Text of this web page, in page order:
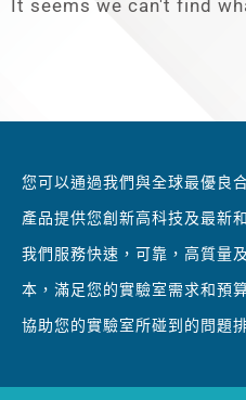
It seems we can't find
您可以通過我們與全球最優良
產品提供您創新高科技及最新
我們服務快速，可靠，高質量
本，滿足您的實驗室需求和預算
協助您的實驗室所碰到的問題